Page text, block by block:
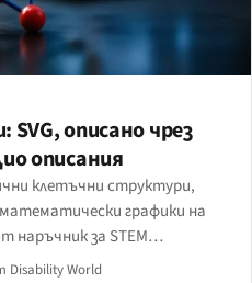
SVG, описано чрез
описания
клетъчни структури,
графики на
наръчник за STEM
четци, обновяемият
Disability World